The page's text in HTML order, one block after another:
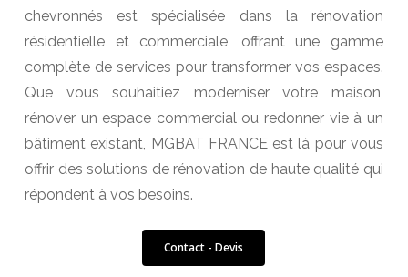
chevronnés est spécialisée dans la rénovation
résidentielle et commerciale, offrant une gamme
complète de services pour transformer vos espaces.
Que vous souhaitiez moderniser votre maison,
rénover un espace commercial ou redonner vie à un
bâtiment existant, MGBAT FRANCE est là pour vous
offrir des solutions de rénovation de haute qualité qui
répondent à vos besoins.
Contact - Devis